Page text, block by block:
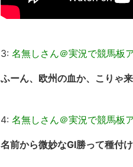
3: 名無しさん＠実況で競馬板
ふーん、欧州の血か、こりゃ
4: 名無しさん＠実況で競馬板
名前から微妙なGI勝って種付